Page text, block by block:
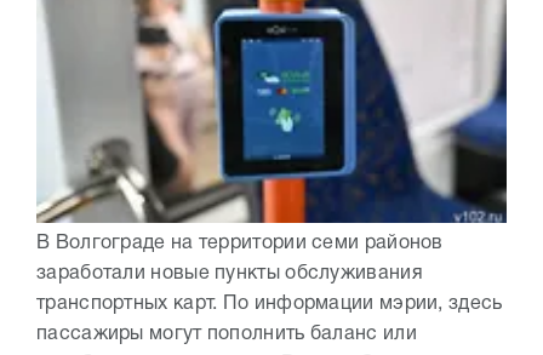
В Волгограде на территории семи районов
заработали новые пункты обслуживания
транспортных карт. По информации мэрии, здесь
пассажиры могут пополнить баланс или